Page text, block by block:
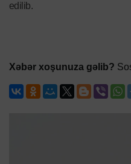
edilib.
Xəbər xoşunuza gəlib?